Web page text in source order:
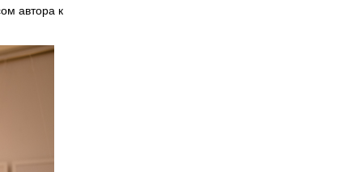
автора к